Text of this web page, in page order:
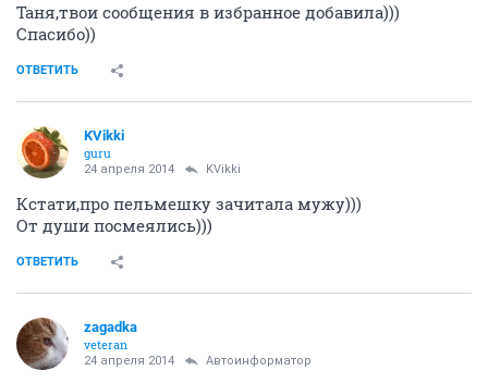
Таня,твои сообщения в избранное добавила)))
Спасибо))
ОТВЕТИТЬ
KVikki
guru
24 апреля 2014 KVikki
Кстати,про пельмешку зачитала мужу)))
От души посмеялись)))
ОТВЕТИТЬ
zagadka
veteran
24 апреля 2014 Автоинформатор